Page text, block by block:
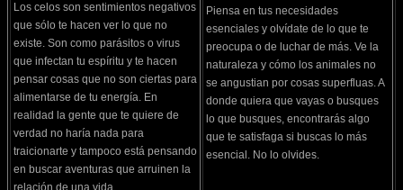
Los celos son sentimientos negativos
que sólo te hacen ver lo que no
existe. Son como parásitos o virus
que infectan tu espíritu y te hacen
pensar cosas que no son ciertas para
alimentarse de tu energía. En
realidad la gente que te quiere de
verdad no haría nada para
traicionarte y tampoco está pensando
en buscar aventuras que arruinen la
relación de una vida.
Piensa en tus necesidades
esenciales y olvídate de lo que te
preocupa o de luchar de más. Ve la
naturaleza y cómo los animales no
se angustian por cosas superfluas. A
donde quiera que vayas o busques
lo que busques, encontrarás algo
que te satisfaga si buscas lo más
esencial. No lo olvides.